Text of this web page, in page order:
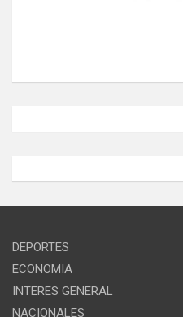
DEPORTES
ECONOMIA
INTERES GENERAL
NACIONALES